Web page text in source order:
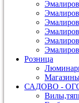
Розница
САДОВО -